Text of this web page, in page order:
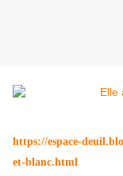
https://espace-
et-blanc.html